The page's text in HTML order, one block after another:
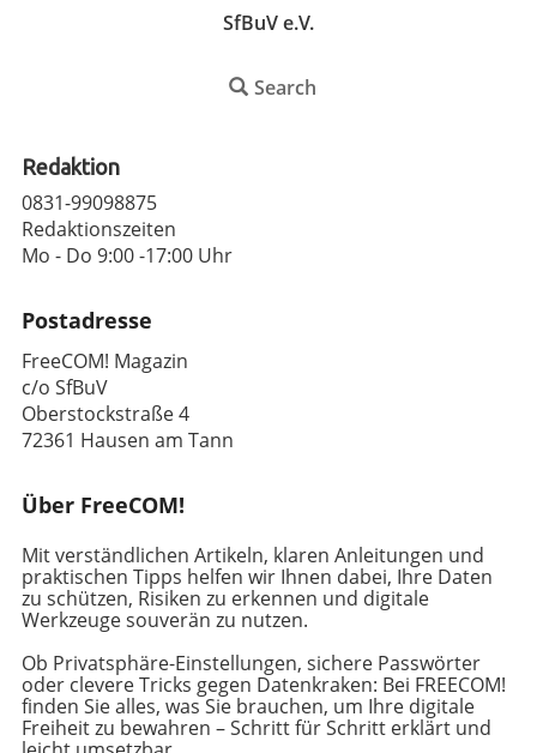
SfBuV e.V.
Search
Redaktion
0831-99098875
Redaktionszeiten
Mo - Do 9:00 -17:00 Uhr
Postadresse
FreeCOM! Magazin
c/o SfBuV
Oberstockstraße 4
72361 Hausen am Tann
Über FreeCOM!
Mit verständlichen Artikeln, klaren Anleitungen und
praktischen Tipps helfen wir Ihnen dabei, Ihre Daten
zu schützen, Risiken zu erkennen und digitale
Werkzeuge souverän zu nutzen.
Ob Privatsphäre-Einstellungen, sichere Passwörter
oder clevere Tricks gegen Datenkraken: Bei FREECOM!
finden Sie alles, was Sie brauchen, um Ihre digitale
Freiheit zu bewahren – Schritt für Schritt erklärt und